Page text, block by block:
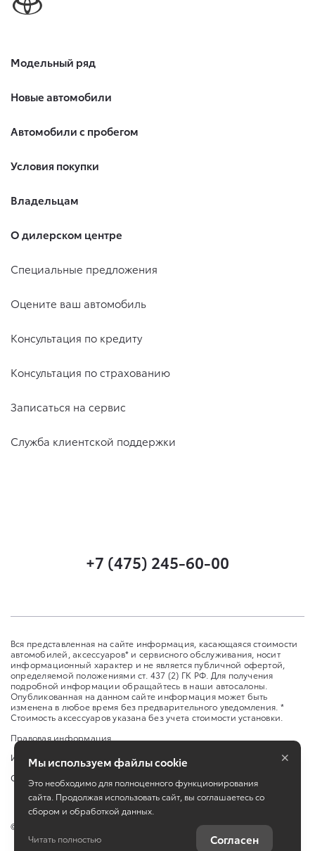
Модельный ряд
Новые автомобили
Автомобили с пробегом
Условия покупки
Владельцам
О дилерском центре
Специальные предложения
Оцените ваш автомобиль
Консультация по кредиту
Консультация по страхованию
Записаться на сервис
Служба клиентской поддержки
+7 (475) 245-60-00
Вся представленная на сайте информация, касающаяся стоимости
автомобилей, аксессуаров* и сервисного обслуживания, носит
информационный характер и не является публичной офертой,
определяемой положениями ст. 437 (2) ГК РФ. Для получения
подробной информации обращайтесь в наши автосалоны.
Опубликованная на данном сайте информация может быть
изменена в любое время без предварительного уведомления. *
Стоимость аксессуаров указана без учета стоимости установки.
Правовая информация
Изменить настройку cookies
Сбросить cookie
©
Мы используем файлы cookie
Это необходимо для полноценного функционирования
сайта. Продолжая использовать сайт, вы соглашаетесь со
сбором и обработкой данных.
Читать полностью Согласен
×